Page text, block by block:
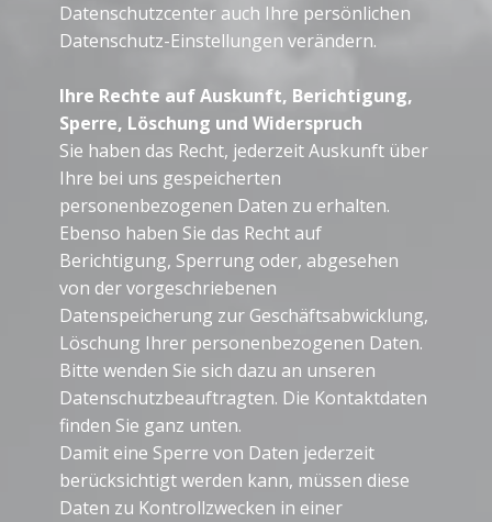
Datenschutzcenter auch Ihre persönlichen
Datenschutz-Einstellungen verändern.
Ihre Rechte auf Auskunft, Berichtigung,
Sperre, Löschung und Widerspruch
Sie haben das Recht, jederzeit Auskunft über
Ihre bei uns gespeicherten
personenbezogenen Daten zu erhalten.
Ebenso haben Sie das Recht auf
Berichtigung, Sperrung oder, abgesehen
von der vorgeschriebenen
Datenspeicherung zur Geschäftsabwicklung,
Löschung Ihrer personenbezogenen Daten.
Bitte wenden Sie sich dazu an unseren
Datenschutzbeauftragten. Die Kontaktdaten
finden Sie ganz unten.
Damit eine Sperre von Daten jederzeit
berücksichtigt werden kann, müssen diese
Daten zu Kontrollzwecken in einer